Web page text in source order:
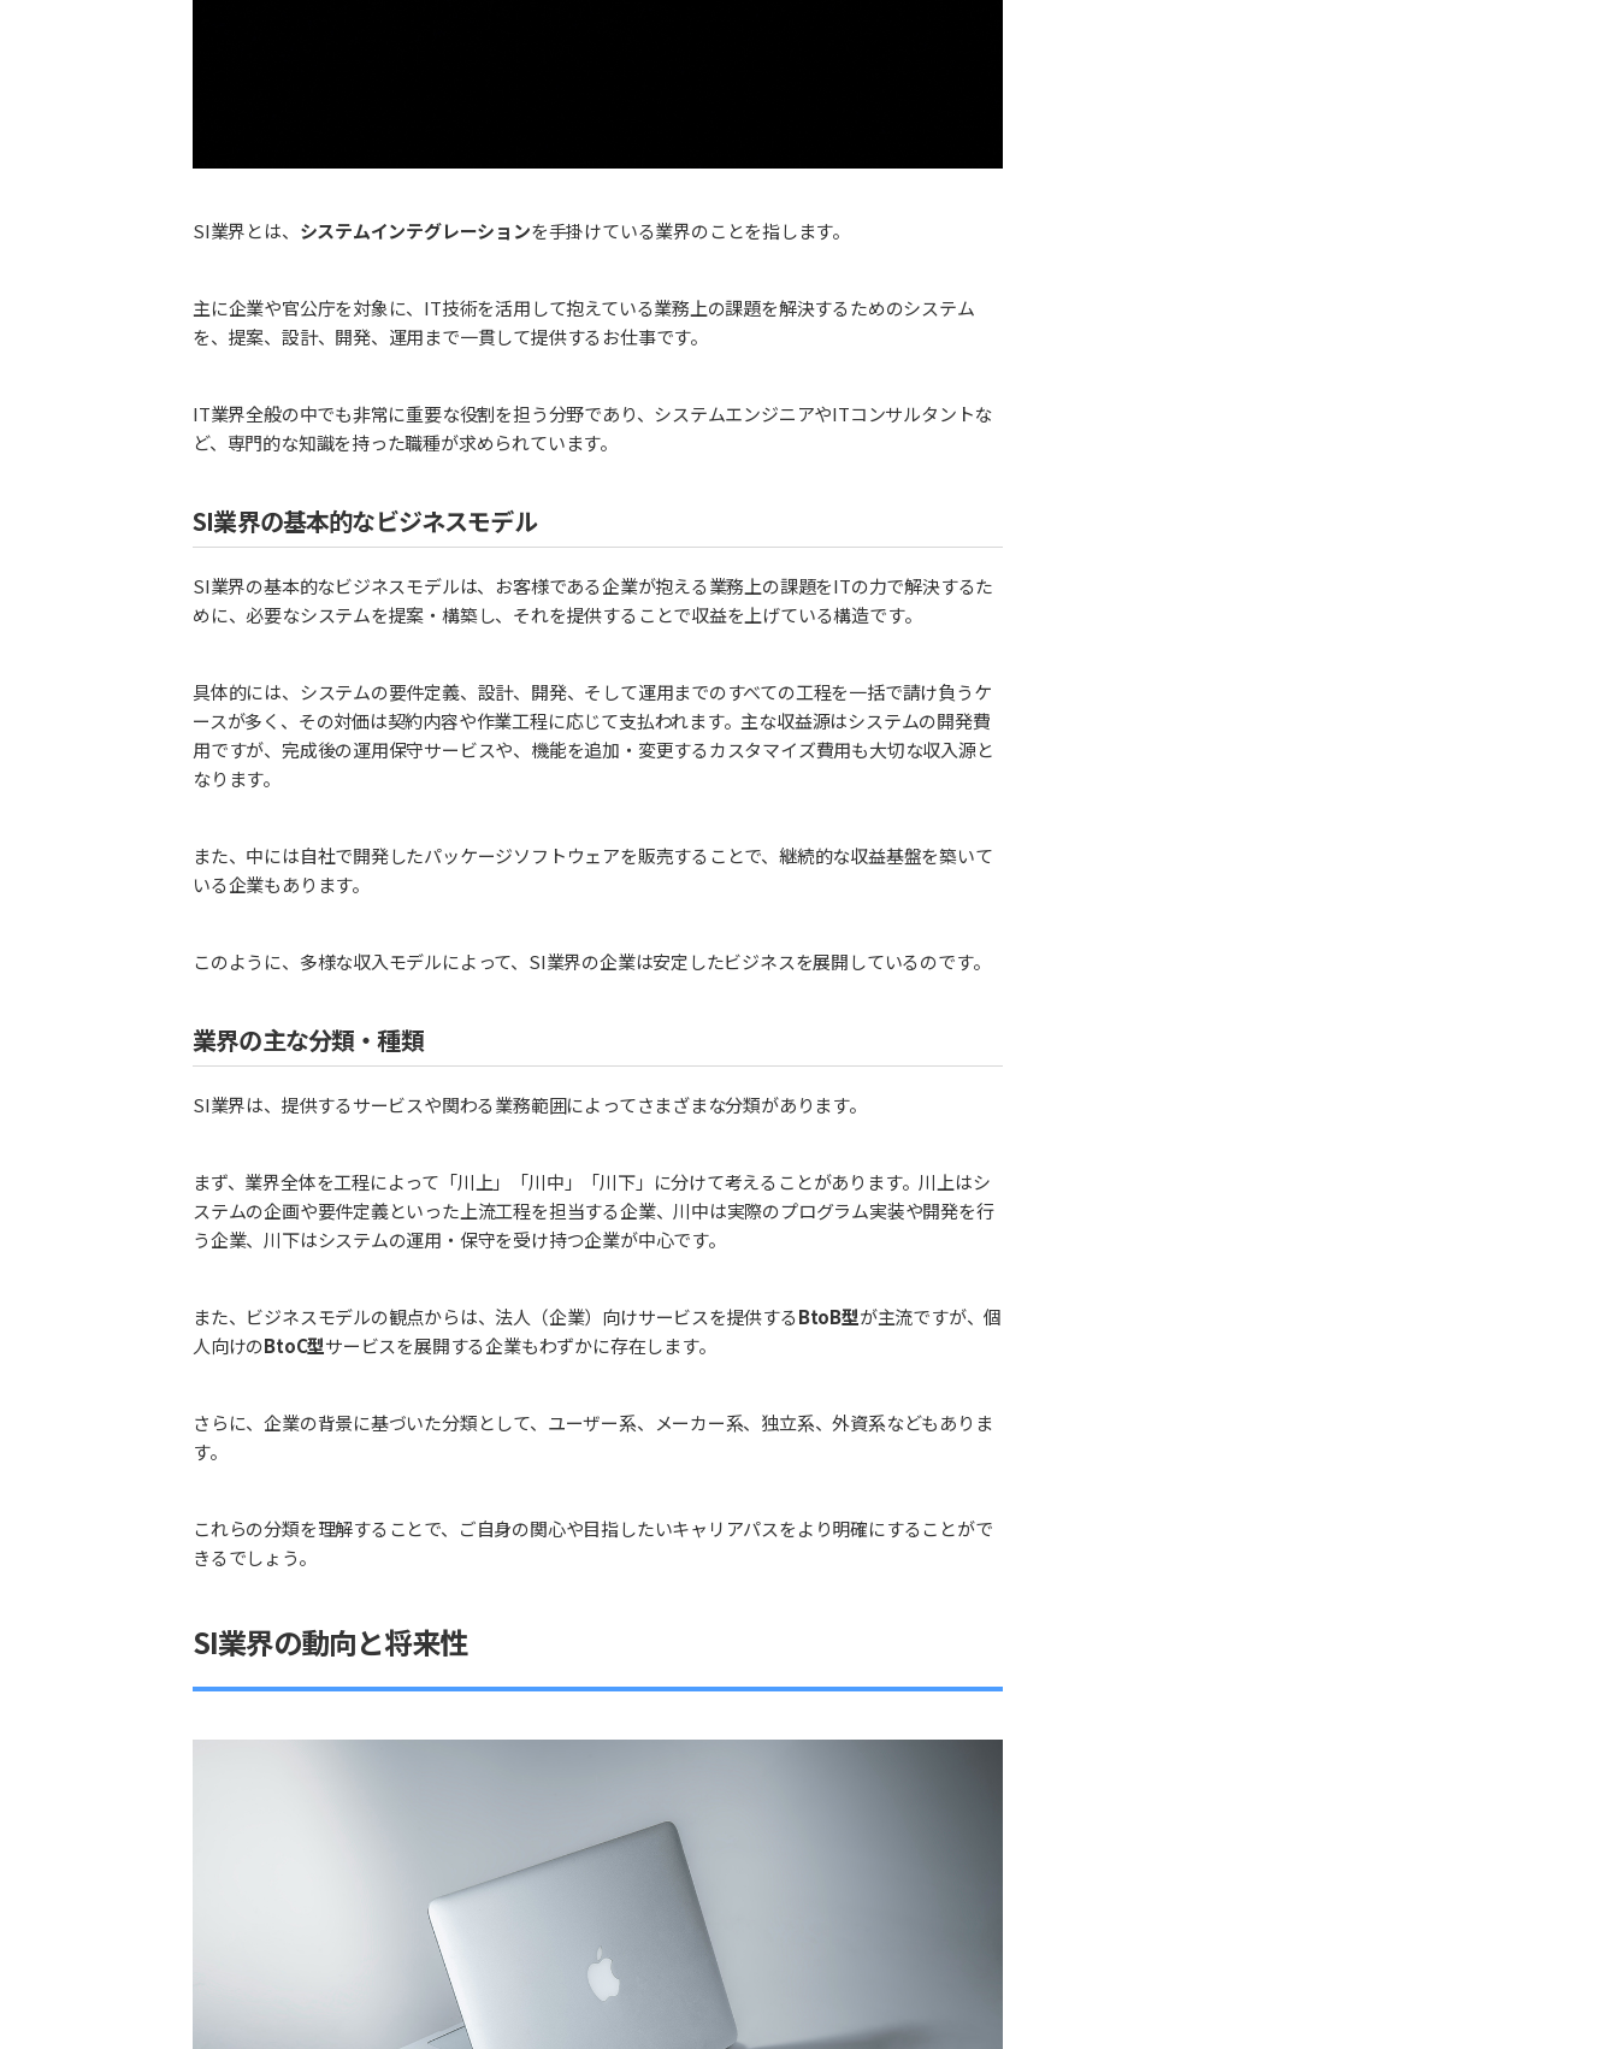
SI業界とは、 システムインテグレーションを手掛けている業界のことを指します。
主に企業や官公庁を対象に、IT技術を活用して抱えている業務上の課題を解決するためのシステム
を、提案、設計、開発、運用まで一貫して提供するお仕事です。
IT業界全般の中でも非常に重要な役割を担う分野であり、システムエンジニアやITコンサルタントな
ど、専門的な知識を持った職種が求められています。
SI業界の基本的なビジネスモデル
SI業界の基本的なビジネスモデルは、お客様である企業が抱える業務上の課題をITの力で解決するた
めに、必要なシステムを提案・構築し、それを提供することで収益を上げている構造です。
具体的には、システムの要件定義、設計、開発、そして運用までのすべての工程を一括で請け負うケ
ースが多く、その対価は契約内容や作業工程に応じて支払われます。主な収益源はシステムの開発費
用ですが、完成後の運用保守サービスや、機能を追加・変更するカスタマイズ費用も大切な収入源と
なります。
また、中には自社で開発したパッケージソフトウェアを販売することで、継続的な収益基盤を築いて
いる企業もあります。
このように、多様な収入モデルによって、SI業界の企業は安定したビジネスを展開しているのです。
業界の主な分類・種類
SI業界は、提供するサービスや関わる業務範囲によってさまざまな分類があります。
まず、業界全体を工程によって「川上」「川中」「川下」に分けて考えることがあります。川上はシ
ステムの企画や要件定義といった上流工程を担当する企業、川中は実際のプログラム実装や開発を行
う企業、川下はシステムの運用・保守を受け持つ企業が中心です。
また、ビジネスモデルの観点からは、法人（企業）向けサービスを提供するBtoB型が主流ですが、個
人向けのBtoC型サービスを展開する企業もわずかに存在します。
さらに、企業の背景に基づいた分類として、ユーザー系、メーカー系、独立系、外資系などもありま
す。
これらの分類を理解することで、ご自身の関心や目指したいキャリアパスをより明確にすることがで
きるでしょう。
SI業界の動向と将来性